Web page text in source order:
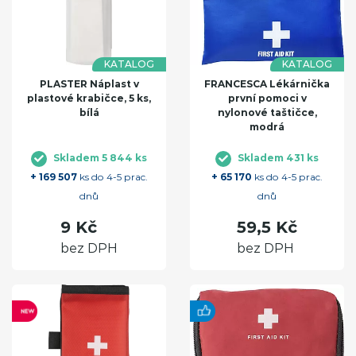
KATALOG
PLASTER Náplast v
plastové krabičce, 5 ks,
bílá
Skladem 5 844 ks
+ 169 507 ks do 4-5 prac.
dnů
9 Kč
bez DPH
KATALOG
FRANCESCA Lékárnička
první pomoci v
nylonové taštičce,
modrá
Skladem 431 ks
+ 65 170 ks do 4-5 prac.
dnů
59,5 Kč
bez DPH